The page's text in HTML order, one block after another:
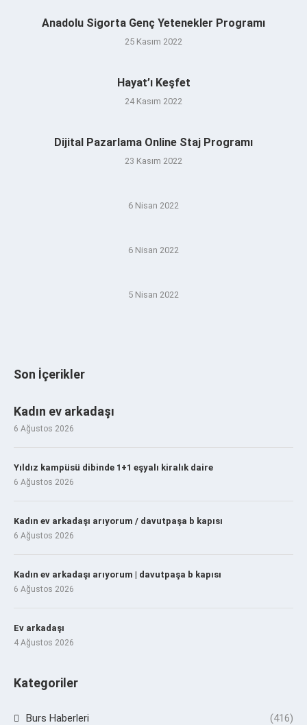
Anadolu Sigorta Genç Yetenekler Programı
25 Kasım 2022
Hayat’ı Keşfet
24 Kasım 2022
Dijital Pazarlama Online Staj Programı
23 Kasım 2022
6 Nisan 2022
6 Nisan 2022
5 Nisan 2022
Son İçerikler
Kadın ev arkadaşı
6 Ağustos 2026
Yıldız kampüsü dibinde 1+1 eşyalı kiralık daire
6 Ağustos 2026
Kadın ev arkadaşı arıyorum / davutpaşa b kapısı
6 Ağustos 2026
Kadın ev arkadaşı arıyorum | davutpaşa b kapısı
6 Ağustos 2026
Ev arkadaşı
4 Ağustos 2026
Kategoriler
Burs Haberleri (416)